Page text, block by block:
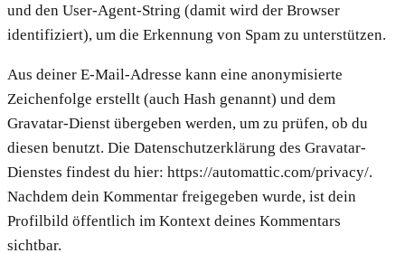
und den User-Agent-String (damit wird der Browser
identifiziert), um die Erkennung von Spam zu unterstützen.
Aus deiner E-Mail-Adresse kann eine anonymisierte
Zeichenfolge erstellt (auch Hash genannt) und dem
Gravatar-Dienst übergeben werden, um zu prüfen, ob du
diesen benutzt. Die Datenschutzerklärung des Gravatar-
Dienstes findest du hier: https://automattic.com/privacy/.
Nachdem dein Kommentar freigegeben wurde, ist dein
Profilbild öffentlich im Kontext deines Kommentars
sichtbar.